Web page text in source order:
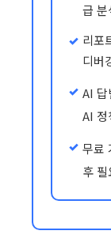
급 분
리포
디버
AI 답
AI 정
무료
후